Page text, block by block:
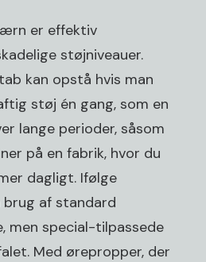
er effektiv
støjniveauer.
kan opstå hvis man
støj én gang, som en
lange perioder, såsom
på en fabrik, hvor du
dagligt. Ifølge
brug af standard
men special-tilpassede
Med ørepropper, der